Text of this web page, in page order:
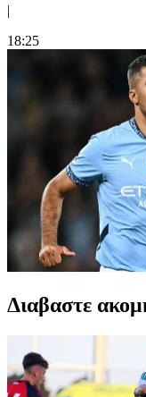
|
18:25
Διαβαστε